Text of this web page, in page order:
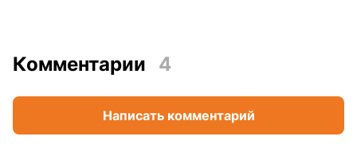
Комментарии 4
Написать комментарий